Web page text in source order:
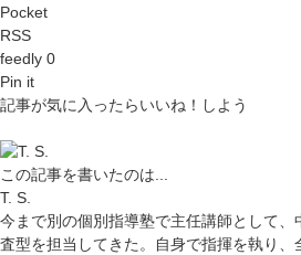
Pocket
RSS
feedly 0
Pin it
記事が気に入ったらいいね！しよう
この記事を書いたのは...
T. S.
今まで別の個別指導塾で主任講師として、
査型を担当してきた。自身で指揮を執り、